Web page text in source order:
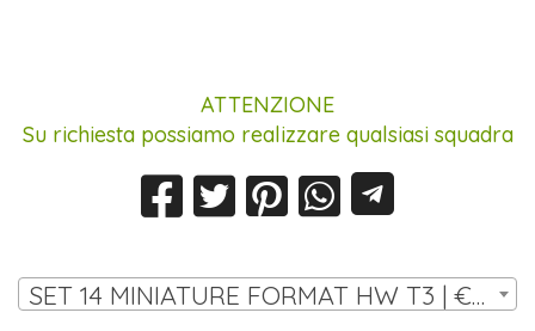
ATTENZIONE
Su richiesta possiamo realizzare qualsiasi squadra
SET 14 MINIATURE FORMAT HW T3 | € 11,00